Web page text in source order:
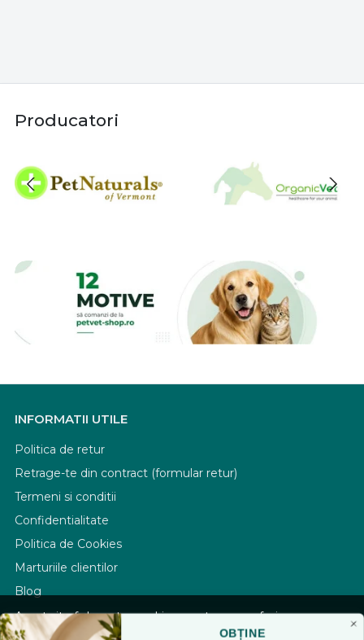
Acest site foloseste cookies pentru a va oferi
functionalitatea dorita. Navigand in continuare, sunteti
Producatori
INFORMATII UTILE
Politica de retur
Retrage-te din contract (formular retur)
Termeni si conditii
Confidentialitate
Politica de Cookies
Marturiile clientilor
Blog
PLATA SI LIVRARE OBȚINE